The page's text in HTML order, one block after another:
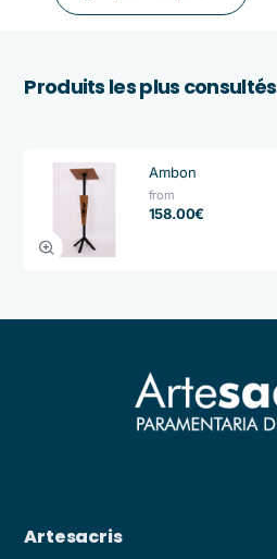
Produits les plus consultés
Ambon
from
158.00€
Artesacris